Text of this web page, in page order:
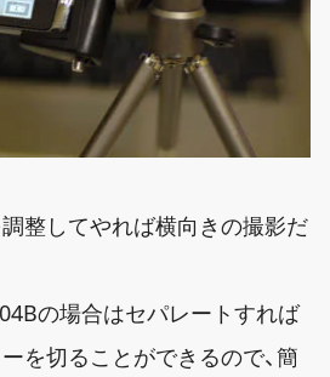
整してやれば横向きの撮影だ
の場合はセパレートすれば
を切ることができるので、簡